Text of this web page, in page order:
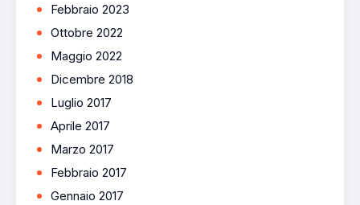
Febbraio 2023
Ottobre 2022
Maggio 2022
Dicembre 2018
Luglio 2017
Aprile 2017
Marzo 2017
Febbraio 2017
Gennaio 2017